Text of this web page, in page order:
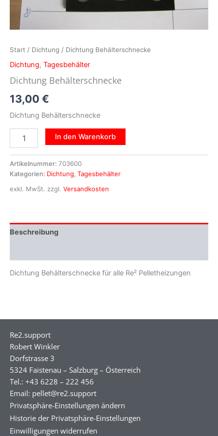
Start / Dichtung / Dichtung Behälterschnecke
Dichtung, Tagesbehälter
Dichtung Behälterschnecke
13,00 €
Dichtung Behälterschnecke
In den Warenkorb
Artikelnummer: 703600
Kategorien: Dichtung, Tagesbehälter
exkl. MwSt. zzgl. Versandkosten
Beschreibung
Dichtung Behälterschnecke für alle Re² Pelletheizungen
Re2.support
Robert Winkler
Dorfstrasse 3
5324 Faistenau – Salzburg – Österreich
Tel.: +43 6228 – 222 456
Email: pellet@re2.support
Privatsphäre-Einstellungen ändern
Historie der Privatsphäre-Einstellungen
Einwilligungen widerrufen